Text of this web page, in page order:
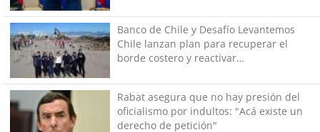
Banco de Chile y Desafío Levantemos
Chile lanzan plan para recuperar el
borde costero y reactivar
Coquimbo
Rabat asegura que no hay presión del
oficialismo por indultos: "Acá existe un
derecho de petición"